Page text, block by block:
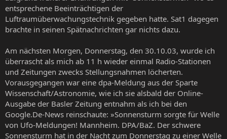
entsprechene Beeinträchtigen der
Luftraumüberwachungstechnik gegeben hatte. Sat1 dagegen
brachte in seinen Spätnachrichten gar nichts dazu.
Am nächsten Morgen, Donnerstag, den 30.10.03, wurde ich
überrascht als mich ab 11 h wieder einmal Radio-Stationen
und Zeitungen zwecks Stellungsnahmen löcherten.
Vorausgegangen war eine dpa-Meldung aus der Sparte
Wissenschaft/Astronomie, wie ich sie alsbald der Online-
Ausgabe der Basler Zeitung entnahm als ich bei den
Google.De-News reinschaute: »Sonnensturm sorgte für Welle
von Ufo-Meldungen! Mannheim. DPA/BaZ. Der schwere
Sonnensturm hat in der Nacht zum Donnerstag zu einer Welle